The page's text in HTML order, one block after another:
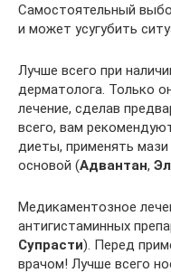
Самостоятельный
и может усугубить
Лучше всего при
дерматолога. Только
лечение, сделав
всего, вам
диеты, применять
основой (Адвантан,
Медикаментозное
антигистаминных
Супрасти). Перед
врачом! Лучше всего